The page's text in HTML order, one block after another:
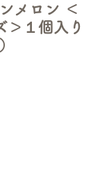
メロン ＜
＞１個入り